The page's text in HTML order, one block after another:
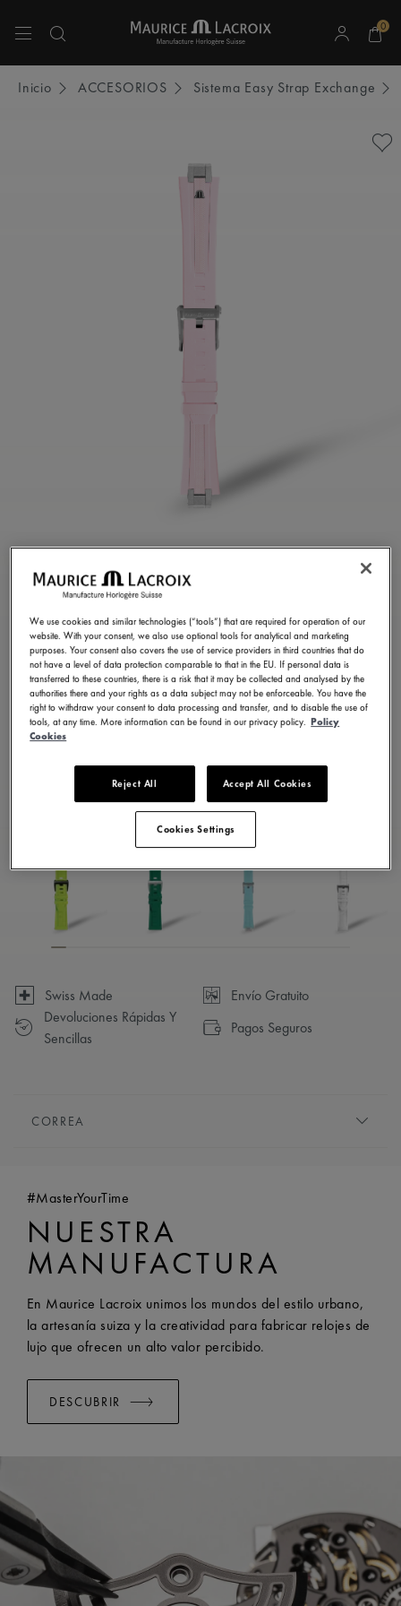
0
Inicio ACCESORIOS Sistema Easy Strap Exchange
CORREA DE CAUCHO
ROSA
ML822-005076
250,00 € IVA incl.
ENCONTRAR UNA TIENDA
Entrega en 5 - 6 días
Disponible en 23 variaciones
Swiss Made
Envío Gratuito
Devoluciones Rápidas Y
Sencillas
Pagos Seguros
CORREA
COMPATIBILIDAD:
AI1108, AI6007 y AI6057
ANCHO:
23 mm
SISTEMA EASY CHANGE DISPONIBLE:
#MasterYourTime
NUESTRA
MANUFACTURA
En Maurice Lacroix unimos los mundos del estilo urbano,
la artesanía suiza y la creatividad para fabricar relojes de
lujo que ofrecen un alto valor percibido.
DESCUBRIR
We use cookies and similar technologies (“tools”) that are required for operation of our
website. With your consent, we also use optional tools for analytical and marketing
purposes. Your consent also covers the use of service providers in third countries that do
not have a level of data protection comparable to that in the EU. If personal data is
transferred to these countries, there is a risk that it may be collected and analysed by the
authorities there and your rights as a data subject may not be enforceable. You have the
right to withdraw your consent to data processing and transfer, and to disable the use of
tools, at any time. More information can be found in our privacy policy. Policy
Cookies
Reject All Accept All Cookies
Cookies Settings